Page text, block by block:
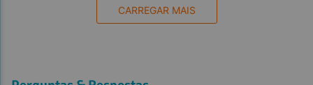
CARREGAR MAIS